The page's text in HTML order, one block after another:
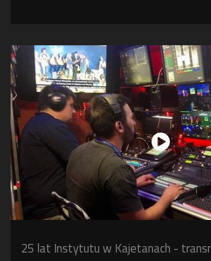
25 lat Instytutu w Kajetanach -